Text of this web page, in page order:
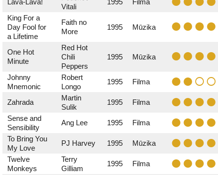
Lava-Lava!
Vitali
1995
Filma
King For a
Day Fool for
a Lifetime
Faith no
More
1995 Mūzika
One Hot
Minute
Red Hot
Chili
Peppers
1995 Mūzika
Johnny
Mnemonic
Robert
Longo
1995 Filma
Zahrada
Martin
Sulik
1995
Filma
Sense and
Sensibility
Ang Lee 1995
Filma
To Bring You
My Love
PJ Harvey 1995
Mūzika
Twelve
Monkeys
Terry
Gilliam
1995
Filma